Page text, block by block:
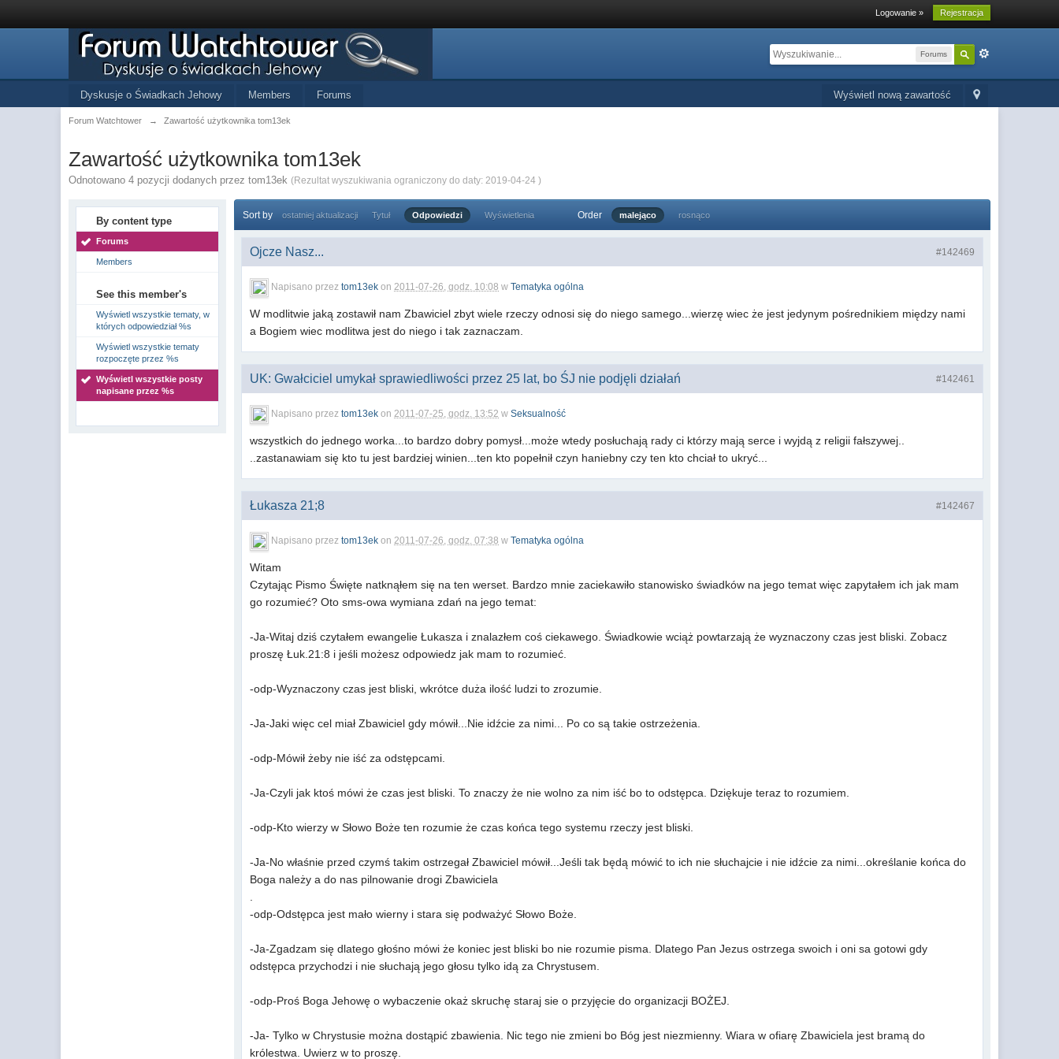
Logowanie » Rejestracja
Forums
Wyświetl nową zawartość
Dyskusje o Świadkach Jehowy Members Forums
Forum Watchtower → Zawartość użytkownika tom13ek
Zawartość użytkownika tom13ek
Odnotowano 4 pozycji dodanych przez tom13ek (Rezultat wyszukiwania ograniczony do daty: 2019-04-24 )
By content type
Forums
Members
See this member's
Wyświetl wszystkie tematy, w
których odpowiedział %s
Wyświetl wszystkie tematy
rozpoczęte przez %s
Wyświetl wszystkie posty
napisane przez %s
Sort by ostatniej aktualizacji Tytuł Odpowiedzi Wyświetlenia Order malejąco rosnąco
#142469
Ojcze Nasz...
Napisano przeztom13ek on2011-07-26, godz. 10:08 wTematyka ogólna
W modlitwie jaką zostawił nam Zbawiciel zbyt wiele rzeczy odnosi się do niego samego...wierzę wiec że jest jedynym pośrednikiem między nami
a Bogiem wiec modlitwa jest do niego i tak zaznaczam.
#142461
UK: Gwałciciel umykał sprawiedliwości przez 25 lat, bo ŚJ nie podjęli działań
Napisano przeztom13ek on2011-07-25, godz. 13:52 wSeksualność
wszystkich do jednego worka...to bardzo dobry pomysł...może wtedy posłuchają rady ci którzy mają serce i wyjdą z religii fałszywej..
..zastanawiam się kto tu jest bardziej winien...ten kto popełnił czyn haniebny czy ten kto chciał to ukryć...
#142467
Łukasza 21;8
Napisano przeztom13ek on2011-07-26, godz. 07:38 wTematyka ogólna
Witam
Czytając Pismo Święte natknąłem się na ten werset. Bardzo mnie zaciekawiło stanowisko świadków na jego temat więc zapytałem ich jak mam
go rozumieć? Oto sms-owa wymiana zdań na jego temat:
-Ja-Witaj dziś czytałem ewangelie Łukasza i znalazłem coś ciekawego. Świadkowie wciąż powtarzają że wyznaczony czas jest bliski. Zobacz
proszę Łuk.21:8 i jeśli możesz odpowiedz jak mam to rozumieć.
-odp-Wyznaczony czas jest bliski, wkrótce duża ilość ludzi to zrozumie.
-Ja-Jaki więc cel miał Zbawiciel gdy mówił...Nie idźcie za nimi... Po co są takie ostrzeżenia.
-odp-Mówił żeby nie iść za odstępcami.
-Ja-Czyli jak ktoś mówi że czas jest bliski. To znaczy że nie wolno za nim iść bo to odstępca. Dziękuje teraz to rozumiem.
-odp-Kto wierzy w Słowo Boże ten rozumie że czas końca tego systemu rzeczy jest bliski.
-Ja-No właśnie przed czymś takim ostrzegał Zbawiciel mówił...Jeśli tak będą mówić to ich nie słuchajcie i nie idźcie za nimi...określanie końca do
Boga należy a do nas pilnowanie drogi Zbawiciela
-odp-Odstępca jest mało wierny i stara się podważyć Słowo Boże.
-Ja-Zgadzam się dlatego głośno mówi że koniec jest bliski bo nie rozumie pisma. Dlatego Pan Jezus ostrzega swoich i oni sa gotowi gdy
odstępca przychodzi i nie słuchają jego głosu tylko idą za Chrystusem.
-odp-Proś Boga Jehowę o wybaczenie okaż skruchę staraj sie o przyjęcie do organizacji BOŻEJ.
-Ja- Tylko w Chrystusie można dostąpić zbawienia. Nic tego nie zmieni bo Bóg jest niezmienny. Wiara w ofiarę Zbawiciela jest bramą do
królestwa. Uwierz w to proszę.